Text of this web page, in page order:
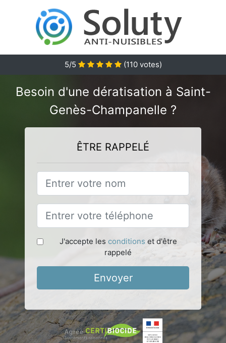
5/5 (110votes)
Besoin d'une dératisation à Saint-
Genès-Champanelle ?
ÊTRE RAPPELÉ
J'accepte les conditions et d'être
rappelé
Envoyer